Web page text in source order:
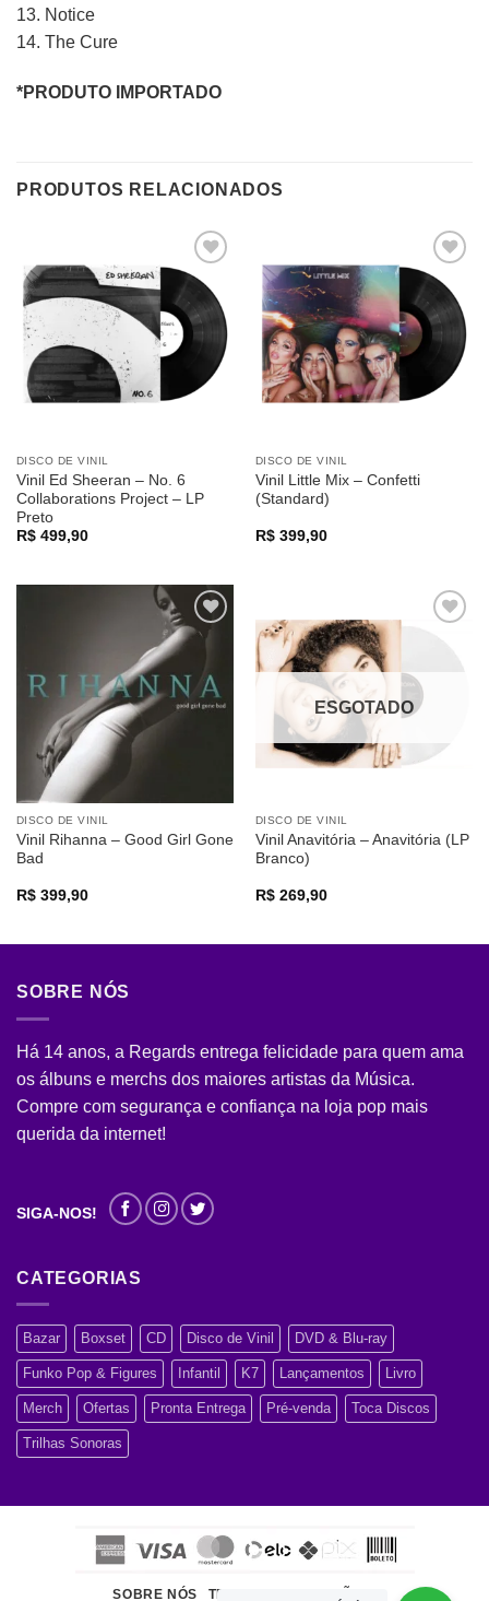
13. Notice
14. The Cure
*PRODUTO IMPORTADO
PRODUTOS RELACIONADOS
Adicionar
a lista de
desejos
DISCO DE VINIL
Vinil Ed Sheeran – No. 6
Collaborations Project – LP
Preto
R$499,90
Adicionar
a lista de
desejos
DISCO DE VINIL
Vinil Little Mix – Confetti
(Standard)
R$399,90
Adicionar
a lista de
DISCO DE VINIL
Vinil Rihanna – Good Girl Gone
Bad
R$399,90
ESGOTADO
DISCO DE VINIL
Vinil Anavitória – Anavitória (LP
Branco)
R$269,90
SOBRE NÓS
Há 14 anos, a Regards entrega felicidade para quem ama
os álbuns e merchs dos maiores artistas da Música.
Compre com segurança e confiança na loja pop mais
querida da internet!
SIGA-NOS!
CATEGORIAS
Bazar Boxset CD Disco de Vinil DVD & Blu-ray
Funko Pop & Figures Infantil K7 Lançamentos Livro
Merch Ofertas Pronta Entrega Pré-venda Toca Discos
Trilhas Sonoras
SOBRE NÓS
TERMOS E CONDIÇÕES